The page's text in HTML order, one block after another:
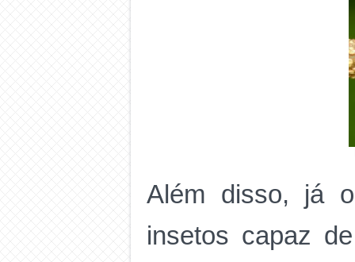
Além disso, já
insetos capaz